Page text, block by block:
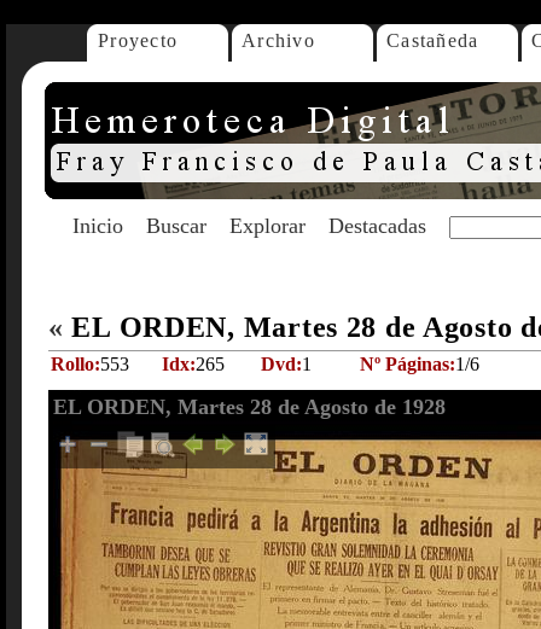
Proyecto Archivo Castañeda
Inicio Buscar Explorar Destacadas
« EL ORDEN, Martes 28 de Agosto
Rollo:553 Idx:265 Dvd:1 Nº Páginas:1/6
EL ORDEN, Martes 28 de Agosto de 1928